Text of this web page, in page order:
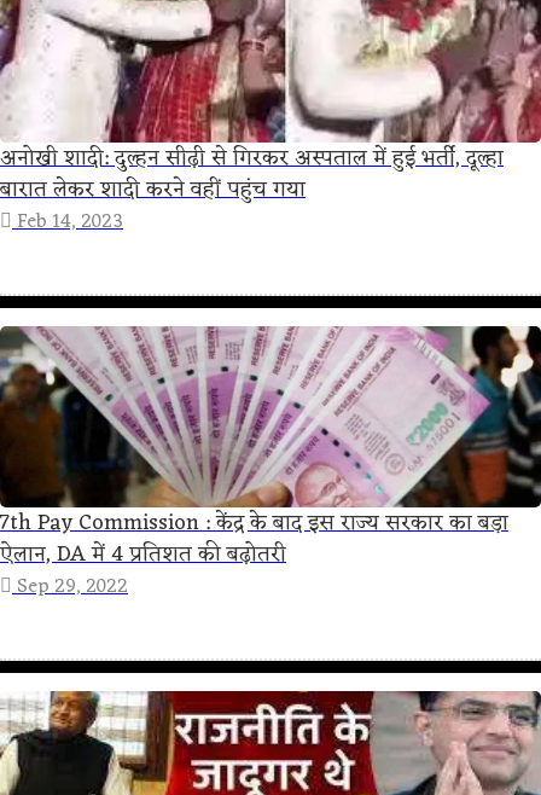
अनोखी शादी: दुल्हन सीढ़ी से गिरकर अस्पताल में हुई भर्ती, दूल्हा
बारात लेकर शादी करने वहीं पहुंच गया
Feb 14, 2023
7th Pay Commission : केंद्र के बाद इस राज्य सरकार का बड़ा
ऐलान, DA में 4 प्रतिशत की बढ़ोतरी
Sep 29, 2022